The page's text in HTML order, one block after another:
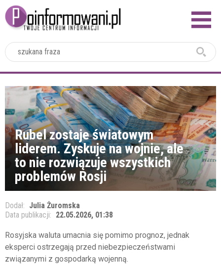
Rubel zostaje światowym
liderem. Zyskuje na wojnie, ale
to nie rozwiązuje wszystkich
problemów Rosji
Dodał: Julia Żuromska
Data publikacji: 22.05.2026, 01:38
Rosyjska waluta umacnia się pomimo prognoz, jednak
eksperci ostrzegają przed niebezpieczeństwami
związanymi z gospodarką wojenną.